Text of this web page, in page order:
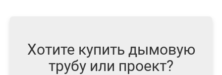
Хотите купить дымовую
трубу или проект?